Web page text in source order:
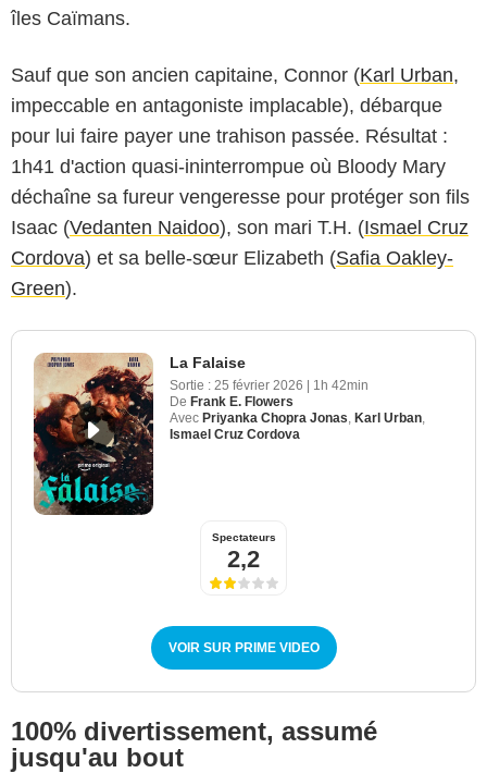
îles Caïmans.
Sauf que son ancien capitaine, Connor (Karl Urban,
impeccable en antagoniste implacable), débarque
pour lui faire payer une trahison passée. Résultat :
1h41 d'action quasi-ininterrompue où Bloody Mary
déchaîne sa fureur vengeresse pour protéger son fils
Isaac (Vedanten Naidoo), son mari T.H. (Ismael Cruz
Cordova) et sa belle-sœur Elizabeth (Safia Oakley-
Green).
La Falaise
Sortie : 25 février 2026 | 1h 42min
De Frank E. Flowers
Avec Priyanka Chopra Jonas Karl Urban
Ismael Cruz Cordova
Spectateurs
2,2
VOIR SUR PRIME VIDEO
100% divertissement, assumé
jusqu'au bout